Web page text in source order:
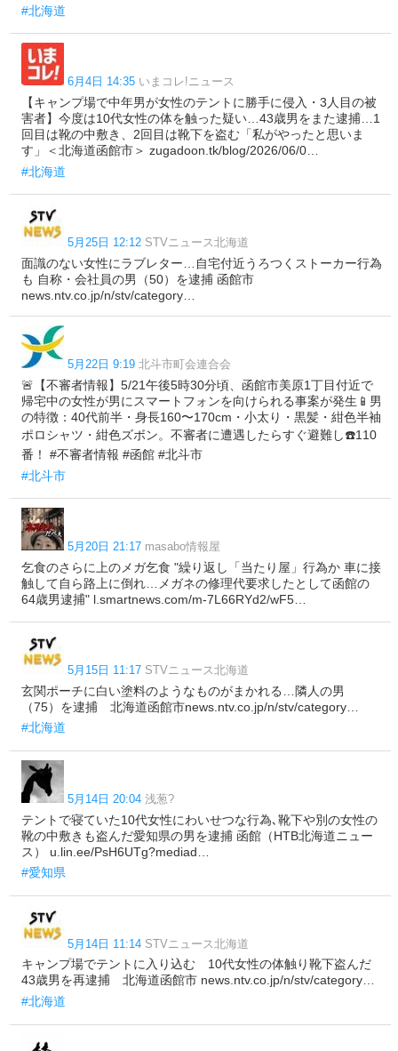
#北海道
6月4日 14:35 いまコレ!ニュース
【キャンプ場で中年男が女性のテントに勝手に侵入・3人目の被
害者】今度は10代女性の体を触った疑い…43歳男をまた逮捕…1
回目は靴の中敷き、2回目は靴下を盗む「私がやったと思いま
す」＜北海道函館市＞ zugadoon.tk/blog/2026/06/0…
#北海道
5月25日 12:12 STVニュース北海道
面識のない女性にラブレター…自宅付近うろつくストーカー行為
も 自称・会社員の男（50）を逮捕 函館市
news.ntv.co.jp/n/stv/category…
5月22日 9:19 北斗市町会連合会
🚨【不審者情報】5/21午後5時30分頃、函館市美原1丁目付近で
帰宅中の女性が男にスマートフォンを向けられる事案が発生📱男
の特徴：40代前半・身長160〜170cm・小太り・黒髪・紺色半袖
ポロシャツ・紺色ズボン。不審者に遭遇したらすぐ避難し☎️110
番！ #不審者情報 #函館 #北斗市
#北斗市
5月20日 21:17 masabo情報屋
乞食のさらに上のメガ乞食 "繰り返し「当たり屋」行為か 車に接
触して自ら路上に倒れ…メガネの修理代要求したとして函館の
64歳男逮捕" l.smartnews.com/m-7L66RYd2/wF5…
5月15日 11:17 STVニュース北海道
玄関ポーチに白い塗料のようなものがまかれる…隣人の男
（75）を逮捕 北海道函館市news.ntv.co.jp/n/stv/category…
#北海道
5月14日 20:04 浅葱?
テントで寝ていた10代女性にわいせつな行為､靴下や別の女性の
靴の中敷きも盗んだ愛知県の男を逮捕 函館（HTB北海道ニュー
ス） u.lin.ee/PsH6UTg?mediad…
#愛知県
5月14日 11:14 STVニュース北海道
キャンプ場でテントに入り込む 10代女性の体触り靴下盗んだ
43歳男を再逮捕 北海道函館市 news.ntv.co.jp/n/stv/category…
#北海道